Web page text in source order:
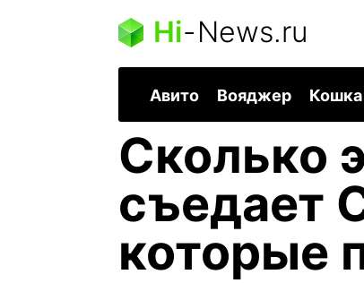
Hi-News.ru
Авито Вояджер Кошка
Сколько
съедает
которые